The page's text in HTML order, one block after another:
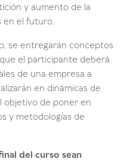
y aumento de la
en el futuro.
se entregarán conceptos
el participante deberá
de una empresa a
en dinámicas de
objetivo de poner en
y metodologías de
del curso sean